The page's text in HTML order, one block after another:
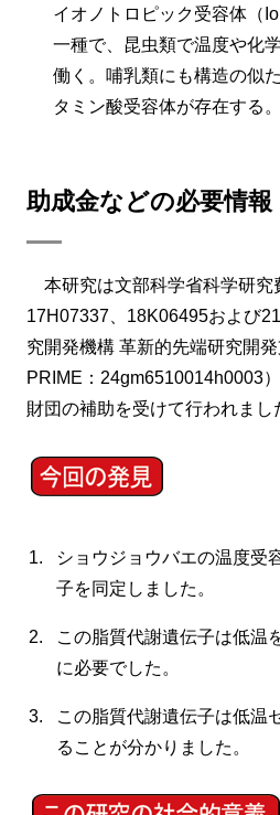
イオノトロピック受容体（
一種で、昆虫類で温度や化
働く。哺乳類にも構造の似
タミン酸受容体が存在する。
助成金などの必要情報
本研究は文部科学省科学研究
17H07337、18K06495および
究開発機構 革新的先端研究開
PRIME：24gm6510014h0003
財団の補助を受けて行われまし
ショウジョウバエの温度受
子を同定しました。
この脂質代謝遺伝子は低温
に必要でした。
この脂質代謝遺伝子は低温
ることが分かりました。